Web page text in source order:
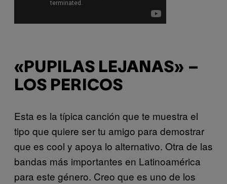
«PUPILAS LEJANAS» –
LOS PERICOS
Esta es la típica canción que te muestra el
tipo que quiere ser tu amigo para demostrar
que es cool y apoya lo alternativo. Otra de las
bandas más importantes en Latinoamérica
para este género. Creo que es uno de los